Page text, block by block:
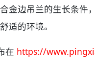
金边吊兰的生长条件
适的环境。
在 https://